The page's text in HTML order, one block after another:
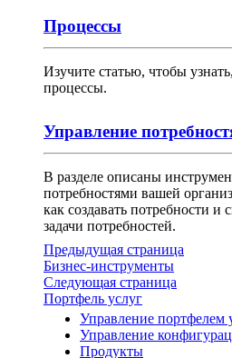
Процессы
Изучите статью, чтобы
процессы.
Управление
В разделе описаны
потребностями вашей
как создавать потребности и
задачи потребностей.
Предыдущая страница
Бизнес-инструменты
Следующая страница
Портфель услуг
Управление портфелем
Управление
Продукты